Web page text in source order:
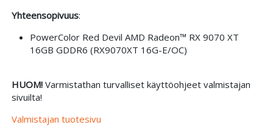
Yhteensopivuus:
PowerColor Red Devil AMD Radeon™ RX 9070 XT
16GB GDDR6 (RX9070XT 16G-E/OC)
HUOM!Varmistathan turvalliset käyttöohjeet valmistajan
sivuilta!
Valmistajan tuotesivu